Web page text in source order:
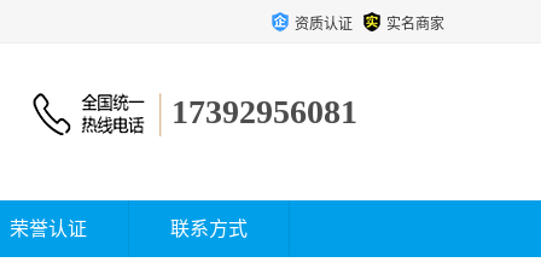
资质认证 实名商家
17392956081
荣誉认证 联系方式